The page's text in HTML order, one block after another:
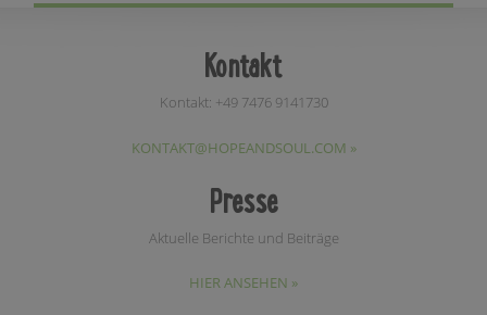
Kontakt
Kontakt: +49 7476 9141730
KONTAKT@HOPEANDSOUL.COM »
Presse
Aktuelle Berichte und Beiträge
HIER ANSEHEN »